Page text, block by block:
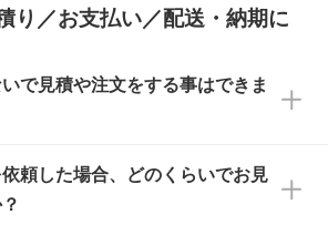
り／お支払い／配送・納期に
で見積や注文をする事はできま
・注文フォームにて『ゲストの
ンからお進みのうえ、ご依頼く
頼した場合、どのくらいでお見